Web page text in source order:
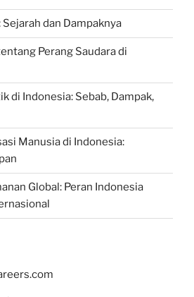
dan Dampaknya
Perang Saudara di
di Indonesia: Sebab, Dampak,
Manusia di Indonesia:
Global: Peran Indonesia